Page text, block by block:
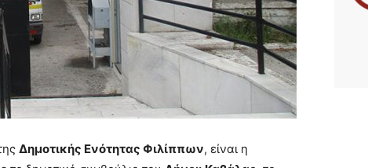
Δημοτικής Ενότητας Φιλίππων, είναι η